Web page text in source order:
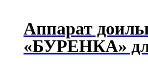
Аппарат
«БУРЕНКА»